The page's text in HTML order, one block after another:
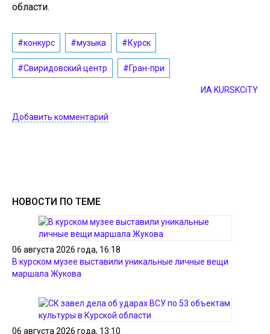
области.
#конкурс #музыка #Курск
#Свиридовский центр #Гран-при
ИА KURSKCiTY
Добавить комментарий
НОВОСТИ ПО ТЕМЕ
06 августа 2026 года, 16:18
В курском музее выставили уникальные личные вещи
маршала Жукова
06 августа 2026 года, 13:10